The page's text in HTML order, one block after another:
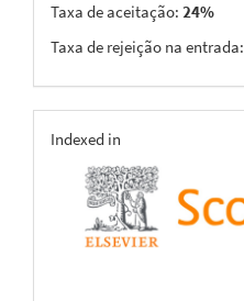
Taxa de aceitação: 24%
Taxa de rejeição na entrada:
indexing
Indexed in